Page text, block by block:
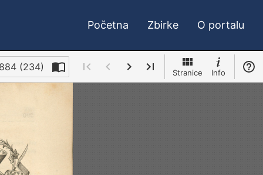
Početna Zbirke O portalu
(234) Stranice Info